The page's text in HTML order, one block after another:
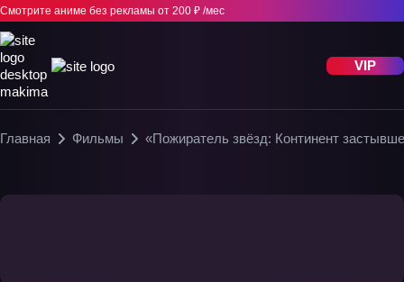
Смотрите аниме без рекламы от 200 ₽ /мес
VIP
Главная Фильмы «Пожиратель звёзд: Континент